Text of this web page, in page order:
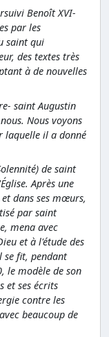
Benoît XVI-
par les
saint qui
des textes très
à de nouvelles
saint Augustin
Nous voyons
laquelle il a donné
de saint
Après une
et dans ses mœurs,
par saint
mena avec
et à l'étude des
se fit, pendant
le modèle de son
et ses écrits
contre les
beaucoup de